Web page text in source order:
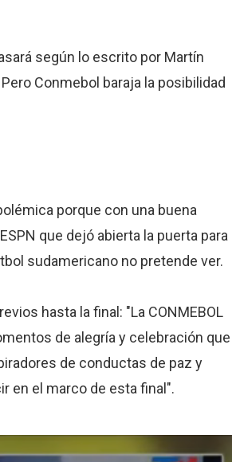
según lo escrito por Martín
Conmebol baraja la posibilidad
porque con una buena
que dejó abierta la puerta para
sudamericano no pretende ver.
hasta la final: "La CONMEBOL
de alegría y celebración que
de conductas de paz y
en el marco de esta final".